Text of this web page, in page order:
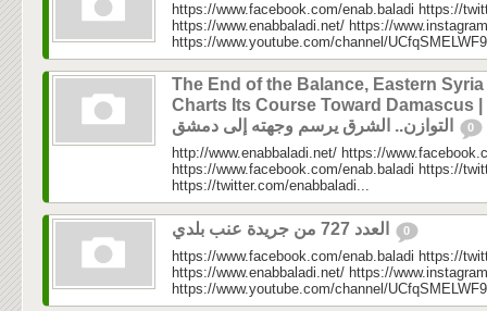
https://www.facebook.com/enab.baladi https://
https://www.enabbaladi.net/ https://
https://www.youtube.com/channel/
The End of the Balance, Eastern Syria
Charts Its Course Toward Damascus | نهاية
0
http://www.enabbaladi.net/ https://
https://www.facebook.com/enab.baladi https://
https://twitter.com/enabbaladi...
0
https://www.facebook.com/enab.baladi https://
https://www.enabbaladi.net/ https://
https://www.youtube.com/channel/